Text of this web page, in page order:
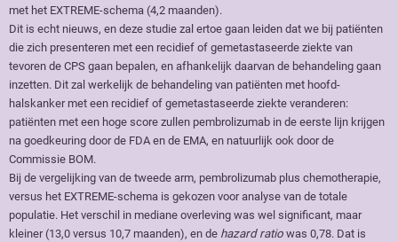
met het EXTREME-schema (4,2 maanden).
Dit is echt nieuws, en deze studie zal ertoe gaan leiden dat we bij patiënten
die zich presenteren met een recidief of gemetastaseerde ziekte van
tevoren de CPS gaan bepalen, en afhankelijk daarvan de behandeling gaan
inzetten. Dit zal werkelijk de behandeling van patiënten met hoofd-
halskanker met een recidief of gemetastaseerde ziekte veranderen:
patiënten met een hoge score zullen pembrolizumab in de eerste lijn krijgen
na goedkeuring door de FDA en de EMA, en natuurlijk ook door de
Commissie BOM.
Bij de vergelijking van de tweede arm, pembrolizumab plus chemotherapie,
versus het EXTREME-schema is gekozen voor analyse van de totale
populatie. Het verschil in mediane overleving was wel significant, maar
kleiner (13,0 versus 10,7 maanden), en de hazard ratio was 0,78. Dat is